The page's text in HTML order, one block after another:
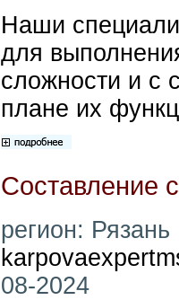
Наши
для
сложности и с
плане их
Составление
регион:
08-2024